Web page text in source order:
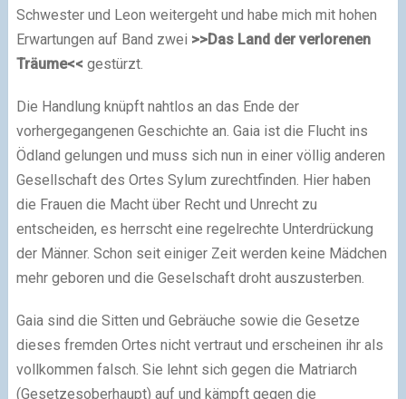
Schwester und Leon weitergeht und habe mich mit hohen
Erwartungen auf Band zwei >>Das Land der verlorenen
Träume<< gestürzt.
Die Handlung knüpft nahtlos an das Ende der
vorhergegangenen Geschichte an. Gaia ist die Flucht ins
Ödland gelungen und muss sich nun in einer völlig anderen
Gesellschaft des Ortes Sylum zurechtfinden. Hier haben
die Frauen die Macht über Recht und Unrecht zu
entscheiden, es herrscht eine regelrechte Unterdrückung
der Männer. Schon seit einiger Zeit werden keine Mädchen
mehr geboren und die Geselschaft droht auszusterben.
Gaia sind die Sitten und Gebräuche sowie die Gesetze
dieses fremden Ortes nicht vertraut und erscheinen ihr als
vollkommen falsch. Sie lehnt sich gegen die Matriarch
(Gesetzesoberhaupt) auf und kämpft gegen die